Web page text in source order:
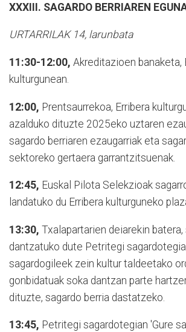
XXXIII. SAGARDO BERRIAREN
URTARRILAK 14, larunbata
11:30-12:00, Akreditazioen banaketa,
kulturgunean.
12:00, Prentsaurrekoa, Erribera
azalduko dituzte 2025eko uztaren
sagardo berriaren ezaugarriak eta
sektoreko gertaera garrantzitsuenak.
12:45, Euskal Pilota Selekzioak
landatuko du Erribera kulturguneko
13:30, Txalapartarien deiarekin batera,
dantzatuko dute Petritegi
sagardogileek zein kultur taldeetako
gonbidatuak soka dantzan parte
dituzte, sagardo berria dastatzeko.
13:45, Petritegi sagardotegian 'Gure